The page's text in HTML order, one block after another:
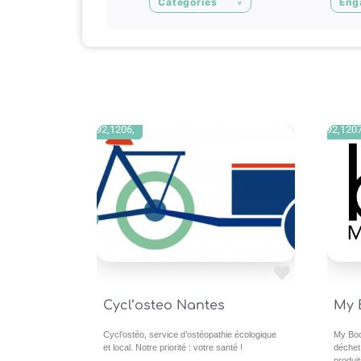
Bien-Être
Ajouter en
,92,1206,
Cycl’osteo Nantes
Cycl’ostéo, service d’ostéopathie écologique
et local. Notre priorité : votre santé !
Bien-
My
My